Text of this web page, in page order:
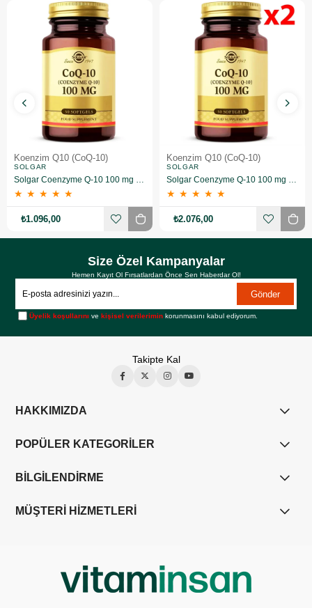
Koenzim Q10 (CoQ-10)
SOLGAR
Solgar Coenzyme Q-10 100 mg 30 Kapsül
★ ★ ★ ★ ★
₺1.096,00
Koenzim Q10 (CoQ-10)
SOLGAR
Solgar Coenzyme Q-10 100 mg 30 Kapsül 2 Adet
★ ★ ★ ★ ★
₺2.076,00
Size Özel Kampanyalar
Hemen Kayıt Ol Fırsatlardan Önce Sen Haberdar Ol!
Gönder
Üyelik koşullarını vekişisel verilerimin korunmasını kabul ediyorum.
Takipte Kal
HAKKIMIZDA
POPÜLER KATEGORİLER
BİLGİLENDİRME
MÜŞTERİ HİZMETLERİ